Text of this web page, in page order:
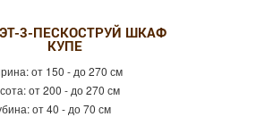
3-ПЕСКОСТРУЙ ШКАФ
КУПЕ
от 150 - до 270 см
от 200 - до 270 см
от 40 - до 70 см